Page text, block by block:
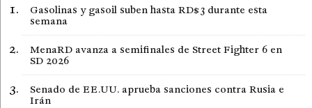
Gasolinas y gasoil suben hasta RD$3 durante esta
semana
MenaRD avanza a semifinales de Street Fighter 6 en
SD 2026
Senado de EE.UU. aprueba sanciones contra Rusia e
Irán